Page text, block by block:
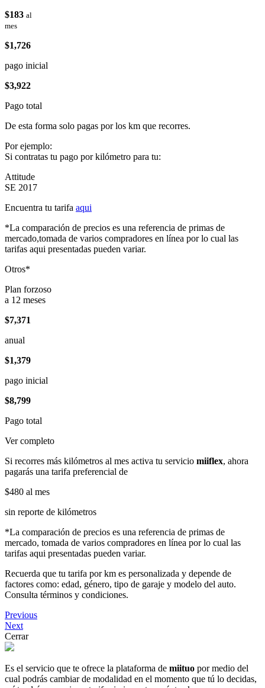
$183 al
mes
$1,726
pago inicial
$3,922
Pago total
De esta forma solo pagas por los km que recorres.
Por ejemplo:
Si contratas tu pago por kilómetro para tu:
Attitude
SE 2017
Encuentra tu tarifa aqui
*La comparación de precios es una referencia de primas de
mercado,tomada de varios compradores en línea por lo cual las
tarifas aqui presentadas pueden variar.
Otros*
Plan forzoso
a 12 meses
$7,371
anual
$1,379
pago inicial
$8,799
Pago total
Ver completo
Si recorres más kilómetros al mes activa tu servicio miiflex, ahora
pagarás una tarifa preferencial de
$480 al mes
sin reporte de kilómetros
*La comparación de precios es una referencia de primas de
mercado, tomada de varios compradores en línea por lo cual las
tarifas aqui presentadas pueden variar.
Recuerda que tu tarifa por km es personalizada y depende de
factores como: edad, género, tipo de garaje y modelo del auto.
Consulta términos y condiciones.
Previous
Next
Cerrar
Es el servicio que te ofrece la plataforma de miituo por medio del
cual podrás cambiar de modalidad en el momento que tú lo decidas,